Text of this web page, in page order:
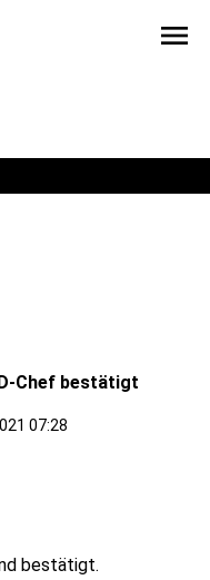
menu
Chef bestätigt
07:28
bestätigt.